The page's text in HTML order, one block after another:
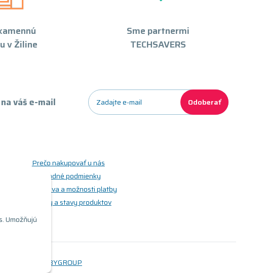
Umožňujú
v Žiline
Sme partnermi
TECHSAVERS
váš e-mail Odoberať
Prečo nakupovať u nás
Obchodné podmienky
Doprava a možnosti platby
Triedy a stavy produktov
WEBYGROUP